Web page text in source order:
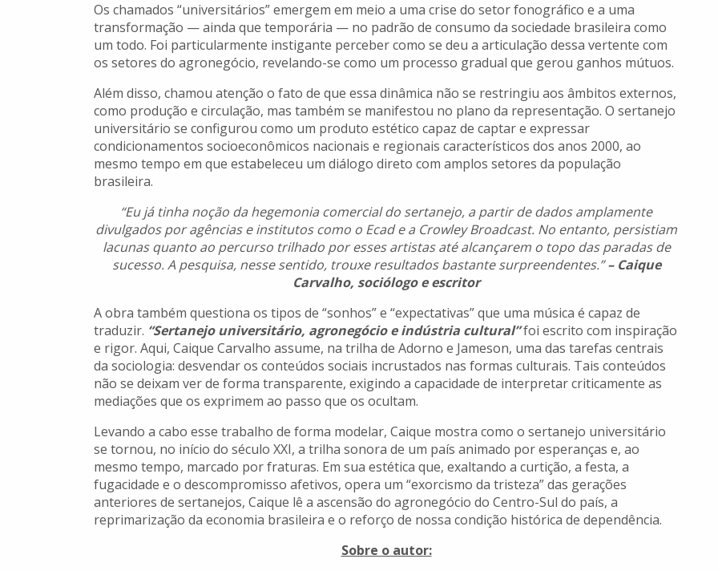
Os chamados “universitários” emergem em meio a uma crise do setor fonográfico e a uma
transformação — ainda que temporária — no padrão de consumo da sociedade brasileira como
um todo. Foi particularmente instigante perceber como se deu a articulação dessa vertente com
os setores do agronegócio, revelando-se como um processo gradual que gerou ganhos mútuos.
Além disso, chamou atenção o fato de que essa dinâmica não se restringiu aos âmbitos externos,
como produção e circulação, mas também se manifestou no plano da representação. O sertanejo
universitário se configurou como um produto estético capaz de captar e expressar
condicionamentos socioeconômicos nacionais e regionais característicos dos anos 2000, ao
mesmo tempo em que estabeleceu um diálogo direto com amplos setores da população
brasileira.
“Eu já tinha noção da hegemonia comercial do sertanejo, a partir de dados amplamente
divulgados por agências e institutos como o Ecad e a Crowley Broadcast. No entanto, persistiam
lacunas quanto ao percurso trilhado por esses artistas até alcançarem o topo das paradas de
sucesso. A pesquisa, nesse sentido, trouxe resultados bastante surpreendentes.”– Caique
Carvalho, sociólogo e escritor
A obra também questiona os tipos de “sonhos” e “expectativas” que uma música é capaz de
traduzir. “Sertanejo universitário, agronegócio e indústria cultural”foi escrito com inspiração
e rigor. Aqui, Caique Carvalho assume, na trilha de Adorno e Jameson, uma das tarefas centrais
da sociologia: desvendar os conteúdos sociais incrustados nas formas culturais. Tais conteúdos
não se deixam ver de forma transparente, exigindo a capacidade de interpretar criticamente as
mediações que os exprimem ao passo que os ocultam.
Levando a cabo esse trabalho de forma modelar, Caique mostra como o sertanejo universitário
se tornou, no início do século XXI, a trilha sonora de um país animado por esperanças e, ao
mesmo tempo, marcado por fraturas. Em sua estética que, exaltando a curtição, a festa, a
fugacidade e o descompromisso afetivos, opera um “exorcismo da tristeza” das gerações
anteriores de sertanejos, Caique lê a ascensão do agronegócio do Centro-Sul do país, a
reprimarização da economia brasileira e o reforço de nossa condição histórica de dependência.
Sobre o autor: